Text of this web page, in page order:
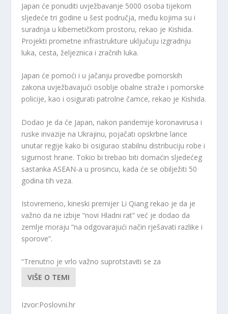
Japan će ponuditi uvježbavanje 5000 osoba tijekom
sljedeće tri godine u šest područja, među kojima su i
suradnja u kibernetičkom prostoru, rekao je Kishida.
Projekti prometne infrastrukture uključuju izgradnju
luka, cesta, željeznica i zračnih luka.
Japan će pomoći i u jačanju provedbe pomorskih
zakona uvježbavajući osoblje obalne straže i pomorske
policije, kao i osigurati patrolne čamce, rekao je Kishida.
Dodao je da će Japan, nakon pandemije koronavirusa i
ruske invazije na Ukrajinu, pojačati opskrbne lance
unutar regije kako bi osigurao stabilnu distribuciju robe i
sigurnost hrane. Tokio bi trebao biti domaćin sljedećeg
sastanka ASEAN-a u prosincu, kada će se obilježiti 50
godina tih veza.
Istovremeno, kineski premijer Li Qiang rekao je da je
važno da ne izbije “novi Hladni rat” već je dodao da
zemlje moraju “na odgovarajući način rješavati razlike i
sporove”.
“Trenutno je vrlo važno suprotstaviti se za
VIŠE O TEMI
Izvor:Poslovni.hr